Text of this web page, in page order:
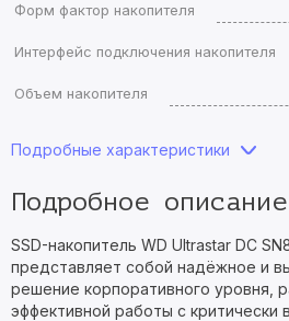
Форм фактор накопителя
Интерфейс подключения накопителя
Объем накопителя
Подробные характеристики
Подробное описание
SSD-накопитель WD Ultrastar DC
представляет собой надёжное и
решение корпоративного уровня,
эффективной работы с